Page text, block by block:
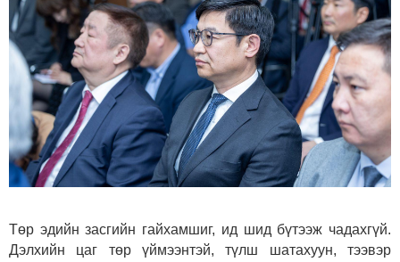
Төр эдийн засгийн гайхамшиг, ид шид бүтээж чадахгүй.
Дэлхийн цаг төр үймээнтэй, түлш шатахуун, тээвэр